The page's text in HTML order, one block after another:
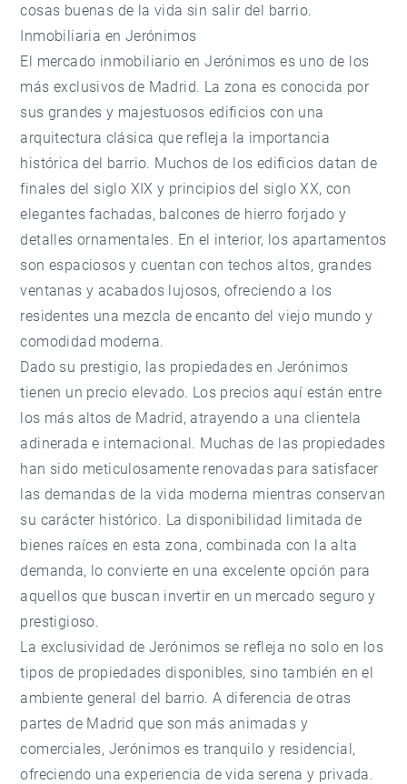
cosas buenas de la vida sin salir del barrio.
Inmobiliaria en Jerónimos
El mercado inmobiliario en Jerónimos es uno de los
más exclusivos de Madrid. La zona es conocida por
sus grandes y majestuosos edificios con una
arquitectura clásica que refleja la importancia
histórica del barrio. Muchos de los edificios datan de
finales del siglo XIX y principios del siglo XX, con
elegantes fachadas, balcones de hierro forjado y
detalles ornamentales. En el interior, los apartamentos
son espaciosos y cuentan con techos altos, grandes
ventanas y acabados lujosos, ofreciendo a los
residentes una mezcla de encanto del viejo mundo y
comodidad moderna.
Dado su prestigio, las propiedades en Jerónimos
tienen un precio elevado. Los precios aquí están entre
los más altos de Madrid, atrayendo a una clientela
adinerada e internacional. Muchas de las propiedades
han sido meticulosamente renovadas para satisfacer
las demandas de la vida moderna mientras conservan
su carácter histórico. La disponibilidad limitada de
bienes raíces en esta zona, combinada con la alta
demanda, lo convierte en una excelente opción para
aquellos que buscan invertir en un mercado seguro y
prestigioso.
La exclusividad de Jerónimos se refleja no solo en los
tipos de propiedades disponibles, sino también en el
ambiente general del barrio. A diferencia de otras
partes de Madrid que son más animadas y
comerciales, Jerónimos es tranquilo y residencial,
ofreciendo una experiencia de vida serena y privada.